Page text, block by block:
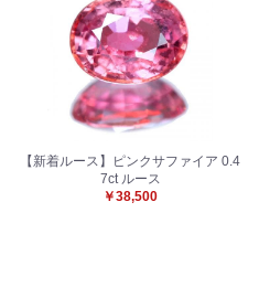
【新着ルース】ピンクサファイア 0.4
7ct ルース
￥38,500